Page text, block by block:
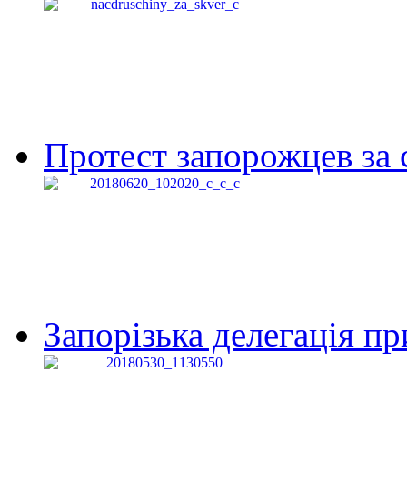
Протест запорожцев за
Запорізька делегація